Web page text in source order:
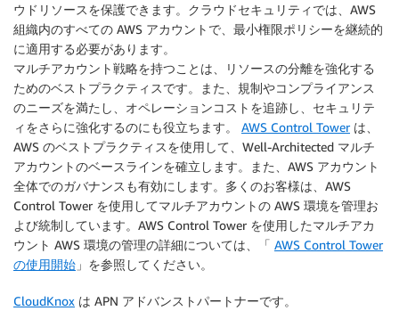
ウドリソースを保護できます。クラウドセキュリティでは、AWS
組織内のすべての AWS アカウントで、最小権限ポリシーを継続的
に適用する必要があります。
マルチアカウント戦略を持つことは、リソースの分離を強化する
ためのベストプラクティスです。また、規制やコンプライアンス
のニーズを満たし、オペレーションコストを追跡し、セキュリテ
ィをさらに強化するのにも役立ちます。 AWS Control Towerは、
AWS のベストプラクティスを使用して、Well-Architected マルチ
アカウントのベースラインを確立します。また、AWS アカウント
全体でのガバナンスも有効にします。多くのお客様は、AWS
Control Tower を使用してマルチアカウントの AWS 環境を管理お
よび統制しています。AWS Control Tower を使用したマルチアカ
ウント AWS 環境の管理の詳細については、「 AWS Control Tower
の使用開始 」を参照してください。
CloudKnox は APN アドバンストパートナーです。